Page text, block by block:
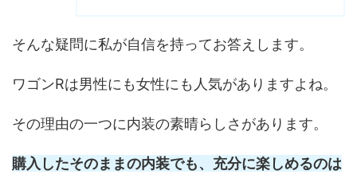
そんな疑問に私が自信を持ってお答えします。
ワゴンRは男性にも女性にも人気がありますよね。
その理由の一つに内装の素晴らしさがあります。
購入したそのままの内装でも、充分に楽しめるのは